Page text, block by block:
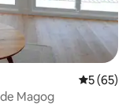
5 de uma
5 (65)
Magog